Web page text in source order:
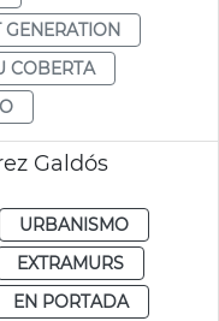
GENERATION
COBERTA
Galdós
URBANISMO
EXTRAMURS
EN PORTADA